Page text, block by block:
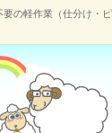
の軽作業（仕分け・